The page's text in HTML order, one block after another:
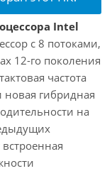
Intel
с 8 потоками,
12-го поколения
частота
гибридная
на